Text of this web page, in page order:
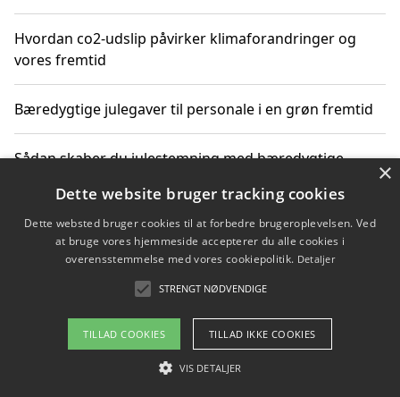
Hvordan co2-udslip påvirker klimaforandringer og
vores fremtid
Bæredygtige julegaver til personale i en grøn fremtid
Sådan skaber du julestemning med bæredygtige
Sådan skaber du et bæredygtigt hjem med familien i
Copyright 2026 - Pilanto Aps
Om / kontakt
×
Dette website bruger tracking cookies
Dette websted bruger cookies til at forbedre brugeroplevelsen. Ved
at bruge vores hjemmeside accepterer du alle cookies i
overensstemmelse med vores cookiepolitik. Detaljer
STRENGT NØDVENDIGE
TILLAD COOKIES TILLAD IKKE COOKIES
VIS DETALJER